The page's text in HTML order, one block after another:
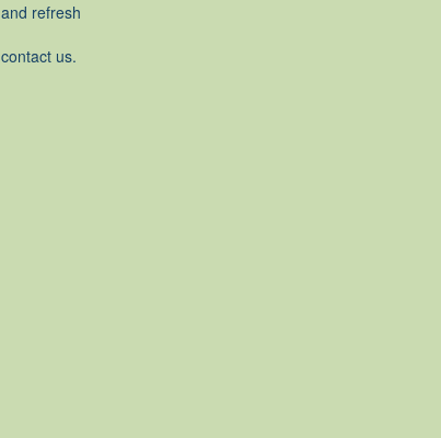
refresh
us.